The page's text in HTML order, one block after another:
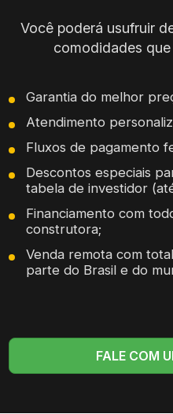
Você poderá usufruir
comodidades
Garantia do melhor
Atendimento
Fluxos de pagamento
Descontos especiais
tabela de investidor
Financiamento com
construtora;
Venda remota com
parte do Brasil e do
FALE COM